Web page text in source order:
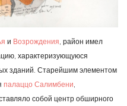
и Возрождения , район имел
характеризующуюся
зданий. Старейшим элементом
палаццо Салимбени
собой центр обширного